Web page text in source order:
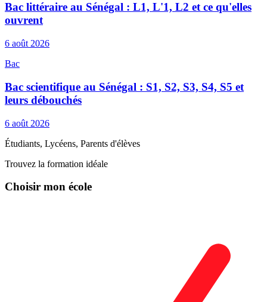
Bac littéraire au Sénégal : L1, L'1, L2 et ce qu'elles
ouvrent
6 août 2026
Bac
Bac scientifique au Sénégal : S1, S2, S3, S4, S5 et
leurs débouchés
6 août 2026
Étudiants, Lycéens, Parents d'élèves
Trouvez la formation idéale
Choisir mon école